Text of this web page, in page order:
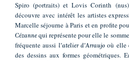
Spiro (portraits) et Lovis Corinth
découvre avec intérêt les artistes
Marcelle séjourne à Paris et en profite
Cézanne qui représente pour elle le
fréquente aussi l'atelier d'Arraujo où elle
des dessins aux formes géométriques.